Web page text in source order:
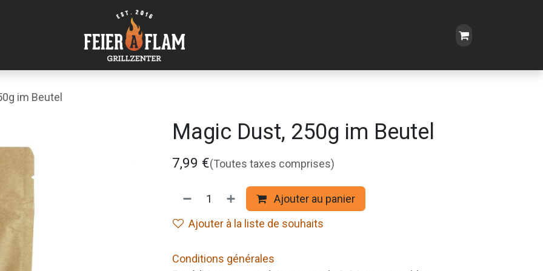
im Beutel
Magic Dust, 250g im Beutel
7,99 €(Toutes taxes comprises)
Ajouter au panier
Ajouter à la liste de souhaits
Conditions générales